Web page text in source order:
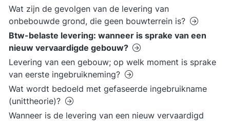
Wat zijn de gevolgen van de levering van
onbebouwde grond, die geen bouwterrein is?
Btw-belaste levering: wanneer is sprake van een
nieuw vervaardigde gebouw?
Levering van een gebouw; op welk moment is sprake
van eerste ingebruikneming?
Wat wordt bedoeld met gefaseerde ingebruikname
(unittheorie)?
Wanneer is de levering van een nieuw vervaardigd